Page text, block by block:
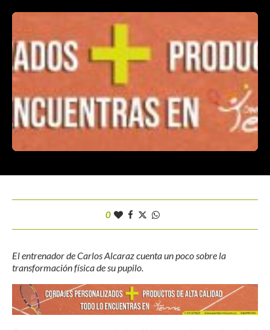
0
El entrenador de Carlos Alcaraz cuenta un poco sobre la
transformación física de su pupilo.